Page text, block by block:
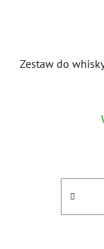
Zestaw do